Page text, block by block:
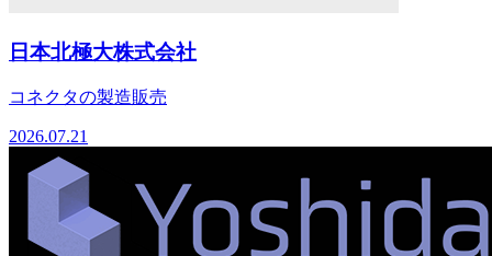
日本北極大株式会社
コネクタの製造販売
2026.07.21